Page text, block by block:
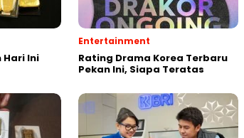
Hari Ini
Entertainment
Rating Drama Korea Terbaru
Pekan Ini, Siapa Teratas